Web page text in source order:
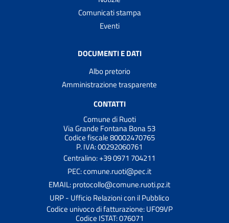
Comunicati stampa
Eventi
DOCUMENTI E DATI
Albo pretorio
Amministrazione trasparente
CONTATTI
Comune di Ruoti
Via Grande Fontana Bona 53
Codice fiscale 80002470765
P. IVA: 00292060761
Centralino: +39 0971 704211
PEC: comune.ruoti@pec.it
EMAIL: protocollo@comune.ruoti.pz.it
URP - Ufficio Relazioni con il Pubblico
Codice univoco di fatturazione: UF09VP
Codice ISTAT: 076071